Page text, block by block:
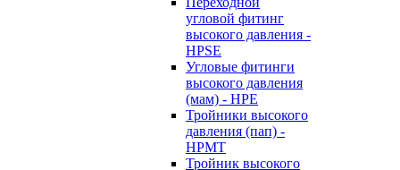
угловой фитинг
высокого давления -
HPSE
Угловые фитинги
высокого давления
(мам) - HPE
Тройники высокого
давления (пап) -
HPMT
Тройник высокого